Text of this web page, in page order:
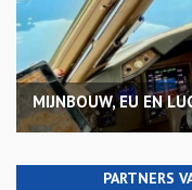
MIJNBOUW, EU EN
PARTNERS